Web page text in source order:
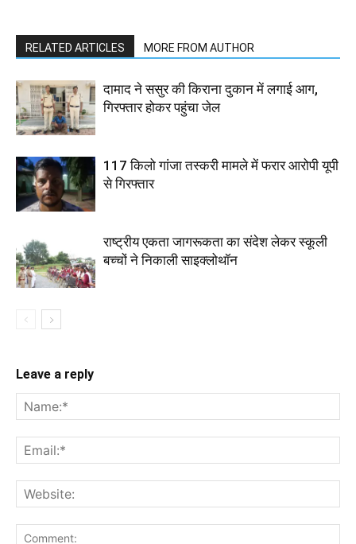
RELATED ARTICLES MORE FROM AUTHOR
दामाद ने ससुर की किराना दुकान में लगाई आग,
गिरफ्तार होकर पहुंचा जेल
117 किलो गांजा तस्करी मामले में फरार आरोपी यूपी
से गिरफ्तार
राष्ट्रीय एकता जागरूकता का संदेश लेकर स्कूली
बच्चों ने निकाली साइक्लोथॉन
Leave a reply